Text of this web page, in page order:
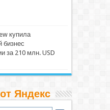
купила
бизнес
за 210 млн. USD
Яндекс